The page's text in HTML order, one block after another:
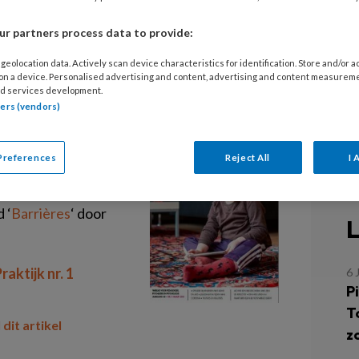
nu online!
van Kind en Adolescent
bij kinderen
van corona,
wat zijn
bij
Barrières‘ door
nr. 1
dit artikel
6
partners process data to provide:
data. Actively scan device characteristics for identification. Store and/or
a device. Personalised advertising and content, advertising and content
services development.
(vendors)
Reject All I